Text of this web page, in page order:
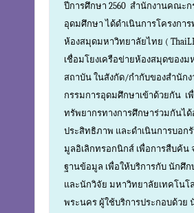
ปีการศึกษา 2560 สำนักงานคณะก
อุดมศึกษา ได้ดำเนินการโครงกา
ห้องสมุดมหาวิทยาลัยไทย (
เชื่อมโยงเครือข่ายห้องสมุดของ
สถาบัน ในสังกัด/กำกับของสำนัก
กรรมการอุดมศึกษาเข้าด้วยกัน เ
ทรัพยากรทางการศึกษาร่วมกันได้
ประสิทธิภาพ และดำเนินการบอก
มูลอิเลิกทรอกนิกส์ เพื่อการสืบค้น
ฐานข้อมูล เพื่อให้บริการกับ นักศึ
และนักวิจัย มหาวิทยาลัยเทคโนโ
พระนคร ผู้ใช้บริการประกอบด้วย